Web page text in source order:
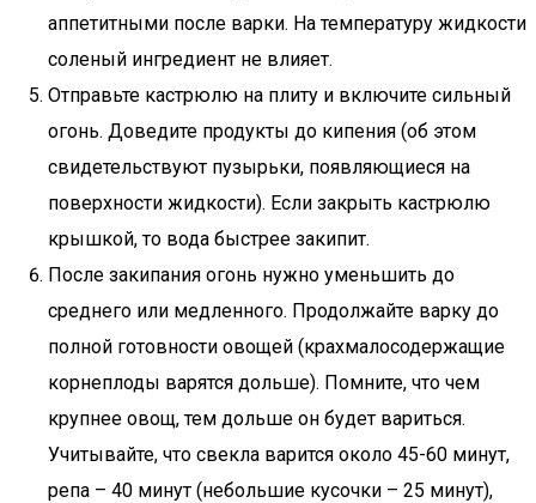
аппетитными после варки. На температуру жидкости
соленый ингредиент не влияет.
Отправьте кастрюлю на плиту и включите сильный
огонь. Доведите продукты до кипения (об этом
свидетельствуют пузырьки, появляющиеся на
поверхности жидкости). Если закрыть кастрюлю
крышкой, то вода быстрее закипит.
После закипания огонь нужно уменьшить до
среднего или медленного. Продолжайте варку до
полной готовности овощей (крахмалосодержащие
корнеплоды варятся дольше). Помните, что чем
крупнее овощ, тем дольше он будет вариться.
Учитывайте, что свекла варится около 45-60 минут,
репа – 40 минут (небольшие кусочки – 25 минут),